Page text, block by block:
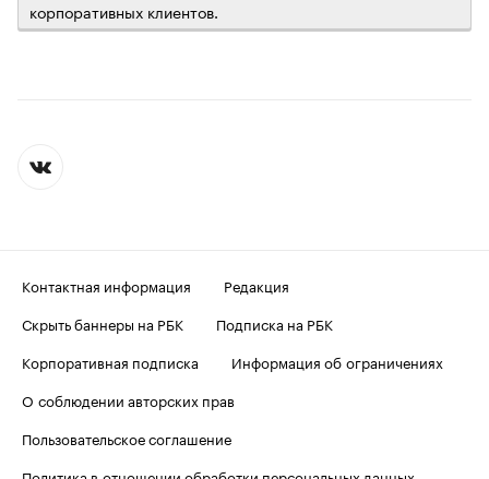
корпоративных клиентов.
Контактная информация
Редакция
Скрыть баннеры на РБК
Подписка на РБК
Корпоративная подписка
Информация об ограничениях
О соблюдении авторских прав
Пользовательское соглашение